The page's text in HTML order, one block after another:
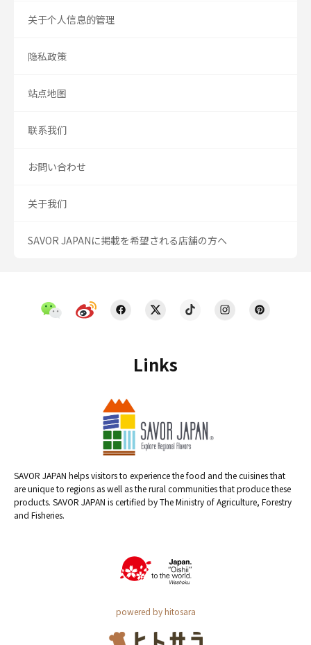
Links
SAVOR JAPAN helps visitors to experience the food and the cuisines that
are unique to regions as well as the rural communities that produce these
products. SAVOR JAPAN is certified by The Ministry of Agriculture, Forestry
and Fisheries.
powered by hitosara
关于个人信息的管理
隐私政策
站点地图
联系我们
お問い合わせ
关于我们
SAVOR JAPANに掲載を希望される店舗の方へ